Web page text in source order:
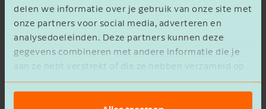
delen we informatie over je gebruik van onze site met
onze partners voor social media, adverteren en
analysedoeleinden. Deze partners kunnen deze
gegevens combineren met andere informatie die je
aan ze hebt verstrekt of die ze hebben verzameld op
basis van het gebruik van hun services.
Ik ga akkoord met hetprivacy statement
Verzenden